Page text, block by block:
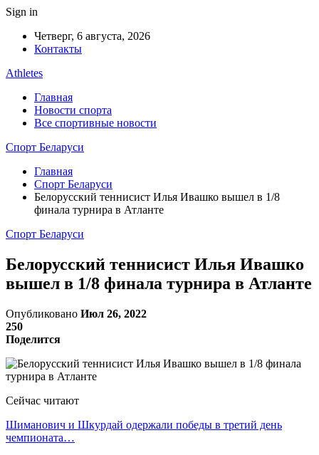
Sign in
Четверг, 6 августа, 2026
Контакты
Athletes
Главная
Новости спорта
Все спортивные новости
Спорт Беларуси
Главная
Спорт Беларуси
Белорусский теннисист Илья Ивашко вышел в 1/8
финала турнира в Атланте
Спорт Беларуси
Белорусский теннисист Илья Ивашко
вышел в 1/8 финала турнира в Атланте
Опубликовано Июл 26, 2022
250
Поделится
Сейчас читают
Шиманович и Шкурдай одержали победы в третий день
чемпионата…